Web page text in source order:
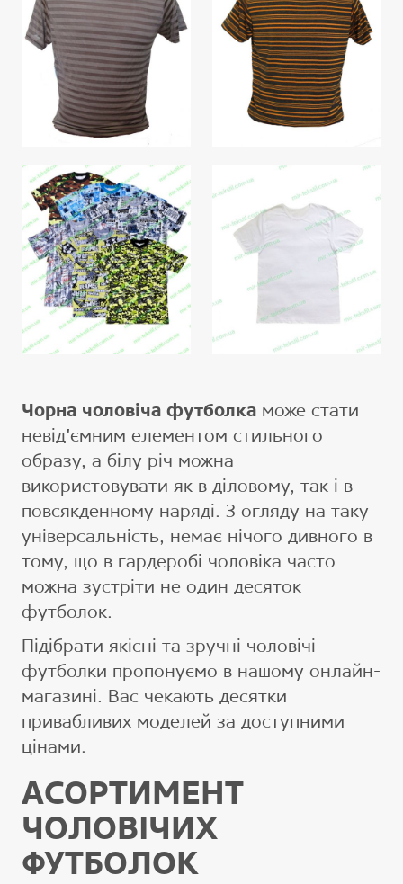
Чорна чоловіча футболка може стати
невід'ємним елементом стильного
образу, а білу річ можна
використовувати як в діловому, так і в
повсякденному наряді. З огляду на таку
універсальність, немає нічого дивного в
тому, що в гардеробі чоловіка часто
можна зустріти не один десяток
футболок.
Підібрати якісні та зручні чоловічі
футболки пропонуємо в нашому онлайн-
магазині. Вас чекають десятки
привабливих моделей за доступними
цінами.
АСОРТИМЕНТ
ЧОЛОВІЧИХ
ФУТБОЛОК